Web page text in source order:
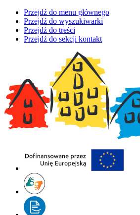
Przejdź do menu głównego
Przejdź do wyszukiwarki
Przejdź do treści
Przejdź do sekcji kontakt